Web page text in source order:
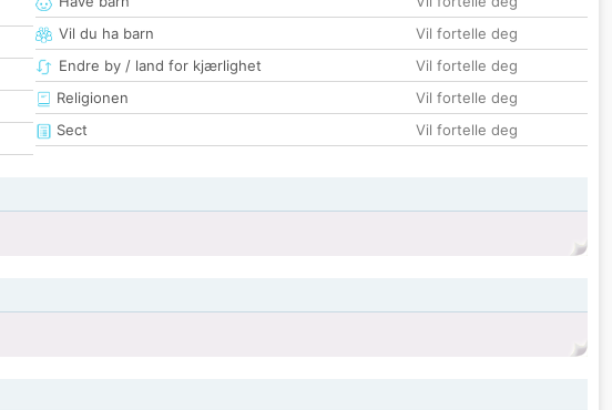
Vil du ha barn
Vil fortelle deg
Endre by / land for kjærlighet
Vil fortelle deg
Religionen
Vil fortelle deg
Sect
Vil fortelle deg